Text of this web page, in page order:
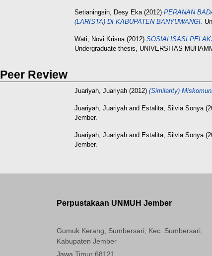
Setianingsih, Desy Eka(2012) PERANAN
(LARISTA) DI KABUPATEN BANYUWANGI.
Wati, Novi Krisna(2012) SOSIALISASI
Undergraduate thesis, UNIVERSITAS
Peer Review
Juariyah, Juariyah (2012) (Similarity)
Juariyah, Juariyah and Estalita, Silvia Sonya
Jember.
Juariyah, Juariyah and Estalita, Silvia Sonya
Jember.
Perpustakaan UNMUH Jember
Gumuk Kerang, Sumbersari, Kec. Sumbersari,
Kabupaten Jember
Jawa Timur 68121